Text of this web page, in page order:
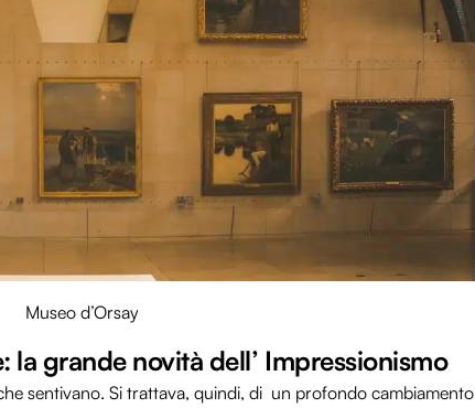
Museo d’Orsay
la grande novità dell’ Impressionismo
sentivano. Si trattava, quindi, di un profondo cambiamento